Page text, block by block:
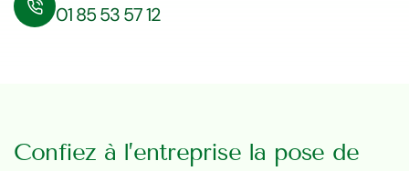
01 85 53 57 12
Confiez à l’entreprise la pose de